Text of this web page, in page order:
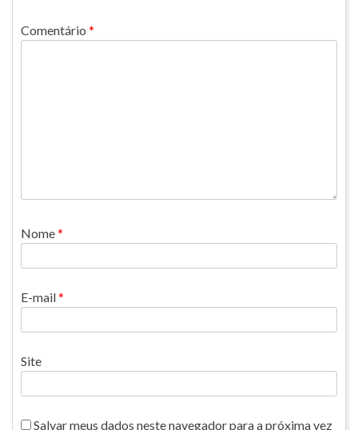
Comentário *
Nome*
E-mail*
Site
Salvar meus dados neste navegador para a próxima vez